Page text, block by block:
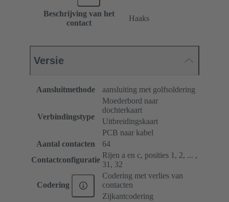
Beschrijving van het
contact
Haaks
Versie
Aansluitmethode aansluiting met golfsoldering
Verbindingstype
Moederbord naar
dochterkaart
Uitbreidingskaart
PCB naar kabel
Aantal contacten
64
Contactconfiguratie
Rijen a en c, posities 1, 2, ... ,
31, 32
Codering
Codering met verlies van
contacten
Zijkantcodering